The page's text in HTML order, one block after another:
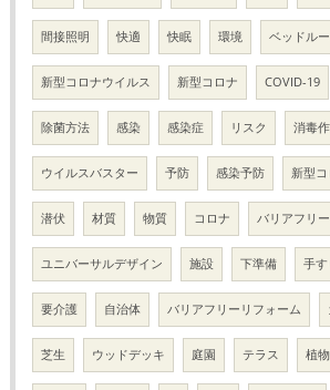
間接照明 快適 快眠 環境 ベッドル
新型コロナウイルス 新型コロナ COVID-19
除菌方法 感染 感染症 リスク 消毒
ウイルスバスター 予防 感染予防 新型
潜伏 材質 物質 コロナ バリアフリー
ユニバーサルデザイン 施設 下準備 手す
要介護 自治体 バリアフリーリフォーム
芝生 ウッドデッキ 庭園 テラス 植物